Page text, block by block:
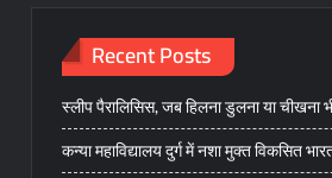
Recent Posts
स्लीप पैरालिसिस, जब हिलना डुलना या चीखना
कन्या महाविद्यालय दुर्ग में नशा मुक्त विकसित